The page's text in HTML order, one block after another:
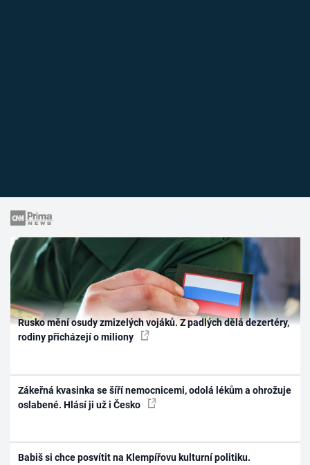
Rusko mění osudy zmizelých vojáků. Z padlých dělá dezertéry,
rodiny přicházejí o miliony
Zákeřná kvasinka se šíří nemocnicemi, odolá lékům a ohrožuje
oslabené. Hlásí ji už i Česko
Babiš si chce posvítit na Klempířovu kulturní politiku.